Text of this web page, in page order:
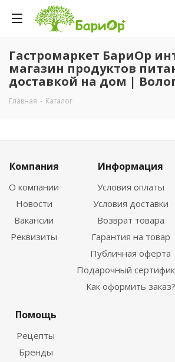
Гастромаркет БариОр
магазин продуктов
доставкой на дом |
Главная - Каталог
Компания
О компании
Новости
Вакансии
Реквизиты
Информация
Условия оплаты
Условия доставки
Возврат товара
Гарантия на товар
Публичная оферта
Подарочный
Как оформить заказ?
Помощь
Рецепты
Бренды